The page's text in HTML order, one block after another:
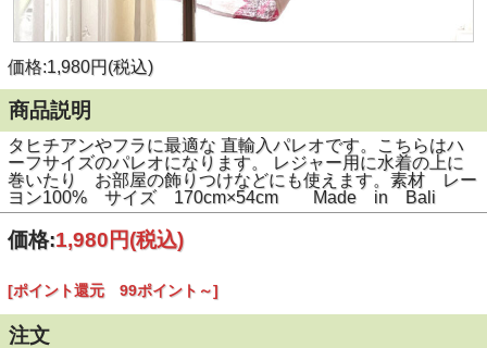
価格:1,980円(税込)
商品説明
タヒチアンやフラに最適な 直輸入パレオです。こちらはハ
ーフサイズのパレオになります。 レジャー用に水着の上に
巻いたり お部屋の飾りつけなどにも使えます。素材 レー
ヨン100% サイズ 170cm×54cm Made in Bali
価格:1,980円(税込)
[ポイント還元 99ポイント～]
注文